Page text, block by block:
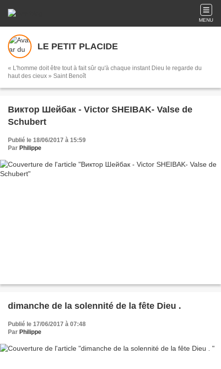
MENU
LE PETIT PLACIDE
« L'homme doit être tout à fait sûr qu'à chaque instant Dieu le regarde du
haut des cieux » Saint Benoît
Виктор Шейбак - Victor SHEIBAK- Valse de
Schubert
Publié le 18/06/2017 à 15:59
Par Philippe
dimanche de la solennité de la fête Dieu .
Publié le 17/06/2017 à 07:48
Par Philippe